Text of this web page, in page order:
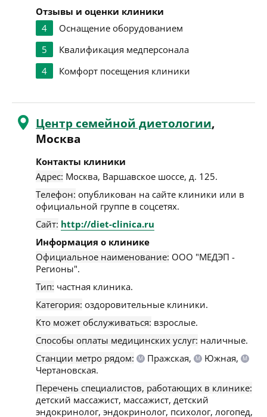
Отзывы и оценки клиники
4
Оснащение оборудованием
5
Квалификация медперсонала
4
Комфорт посещения клиники
Центр семейной диетологии,
Москва
Контакты клиники
Адрес: Москва, Варшавское шоссе, д. 125.
Телефон: опубликован на сайте клиники или в
официальной группе в соцсетях.
Сайт: http://diet-clinica.ru
Информация о клинике
Официальное наименование: ООО "МЕДЭП -
Регионы".
Тип: частная клиника.
Категория: оздоровительные клиники.
Кто может обслуживаться: взрослые.
Способы оплаты медицинских услуг: наличные.
Станции метро рядом:
М Пражская, М Южная, М
Чертановская.
Перечень специалистов, работающих в клинике:
детский массажист, массажист, детский
эндокринолог, эндокринолог, психолог, логопед,